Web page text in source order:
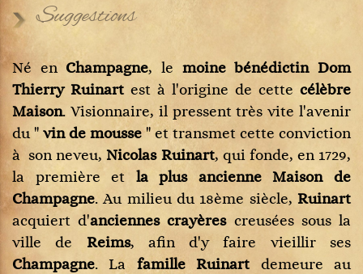
Suggestions
Né en Champagne, le moine bénédictin Dom
Thierry Ruinart est à l'origine de cette célèbre
Maison. Visionnaire, il pressent très vite l'avenir
du " vin de mousse " et transmet cette conviction
à son neveu,Nicolas Ruinart, qui fonde, en 1729,
la première et la plus ancienne
Maison de
Champagne. Au milieu du 18ème siècle, Ruinart
acquiert d'anciennes crayèrescreusées sous la
ville de Reims, afin d'y faire vieillir ses
Champagne. La famille Ruinart demeure au